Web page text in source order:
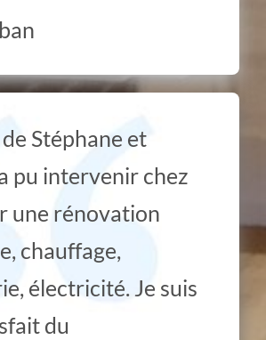
de Stéphane et
pu intervenir chez
une rénovation
chauffage,
électricité. Je suis
du